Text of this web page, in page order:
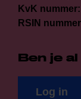
KvK nummer:
RSIN
Ben je
Log in